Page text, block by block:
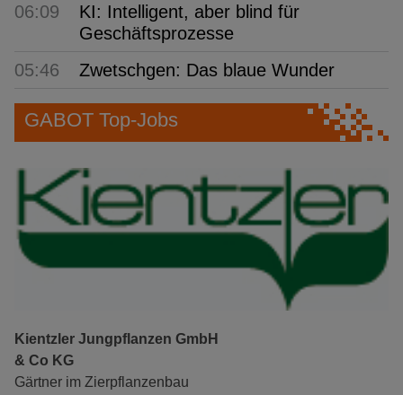
06:09
KI: Intelligent, aber blind für
Geschäftsprozesse
05:46
Zwetschgen: Das blaue Wunder
GABOT Top-Jobs
Kientzler Jungpflanzen GmbH
& Co KG
Gärtner im Zierpflanzenbau